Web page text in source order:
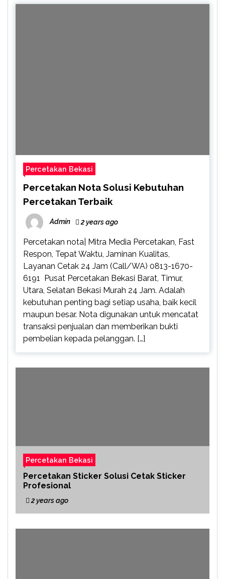
Percetakan Bekasi
Percetakan Nota Solusi Kebutuhan
Percetakan Terbaik
Admin 2 years ago
Percetakan nota| Mitra Media Percetakan, Fast
Respon, Tepat Waktu, Jaminan Kualitas,
Layanan Cetak 24 Jam (Call/WA) 0813-1670-
6191 Pusat Percetakan Bekasi Barat, Timur,
Utara, Selatan Bekasi Murah 24 Jam. Adalah
kebutuhan penting bagi setiap usaha, baik kecil
maupun besar. Nota digunakan untuk mencatat
transaksi penjualan dan memberikan bukti
pembelian kepada pelanggan. […]
Percetakan Bekasi
Percetakan Sticker Solusi Cetak Sticker
Profesional
2 years ago